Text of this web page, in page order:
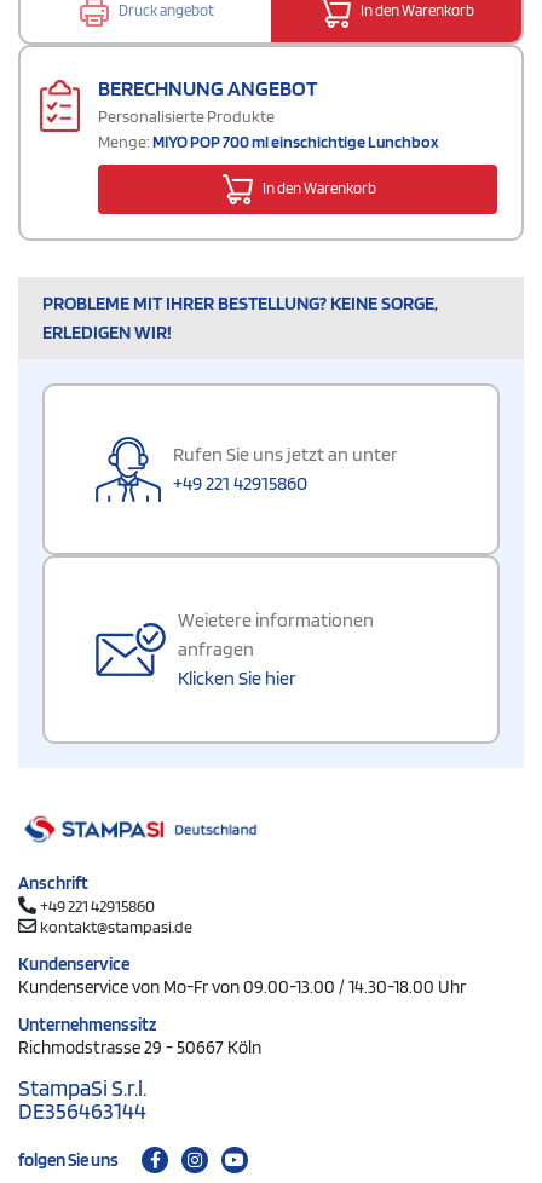
Druck angebot In den Warenkorb
BERECHNUNG ANGEBOT
Personalisierte Produkte
Menge:MIYO POP 700 ml einschichtige Lunchbox
In den Warenkorb
PROBLEME MIT IHRER BESTELLUNG? KEINE SORGE,
ERLEDIGEN WIR!
Rufen Sie uns jetzt an unter
+49 221 42915860
Weietere informationen
anfragen
Klicken Sie hier
Anschrift
+49 221 42915860
kontakt@stampasi.de
Kundenservice
Kundenservice von Mo-Fr von 09.00-13.00 / 14.30-18.00 Uhr
Unternehmenssitz
Richmodstrasse 29 - 50667 Köln
StampaSi S.r.l.
DE356463144
folgen Sie uns